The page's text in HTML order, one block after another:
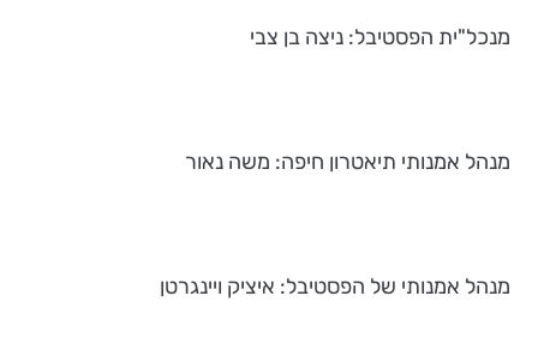
מנכל"ית הפסטיבל: ניצה בן צבי
מנהל אמנותי תיאטרון חיפה: משה נאור
מנהל אמנותי של הפסטיבל: איציק ויינגרטן